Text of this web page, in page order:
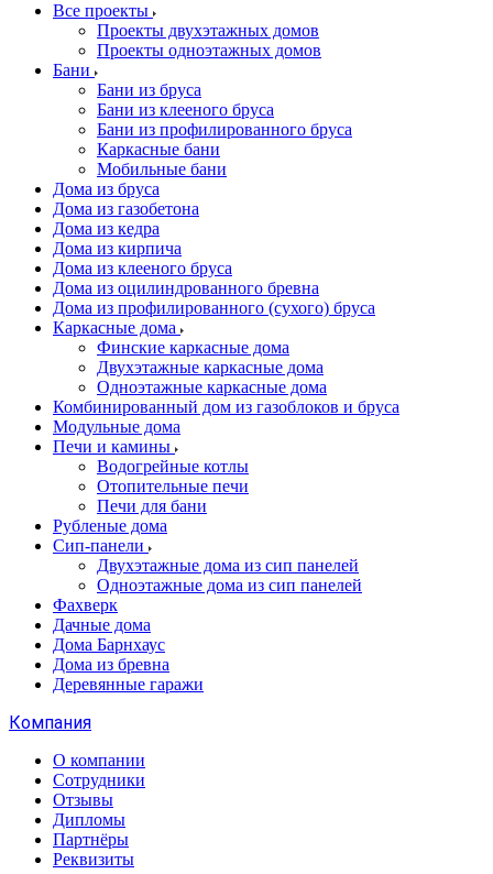
Все проекты
Проекты двухэтажных домов
Проекты одноэтажных домов
Бани
Бани из бруса
Бани из клееного бруса
Бани из профилированного бруса
Каркасные бани
Мобильные бани
Дома из бруса
Дома из газобетона
Дома из кедра
Дома из кирпича
Дома из клееного бруса
Дома из оцилиндрованного бревна
Дома из профилированного (сухого) бруса
Каркасные дома
Финские каркасные дома
Двухэтажные каркасные дома
Одноэтажные каркасные дома
Комбинированный дом из газоблоков и бруса
Модульные дома
Печи и камины
Водогрейные котлы
Отопительные печи
Печи для бани
Рубленые дома
Сип-панели
Двухэтажные дома из сип панелей
Одноэтажные дома из сип панелей
Фахверк
Дачные дома
Дома Барнхаус
Дома из бревна
Деревянные гаражи
Компания
О компании
Сотрудники
Отзывы
Дипломы
Партнёры
Реквизиты